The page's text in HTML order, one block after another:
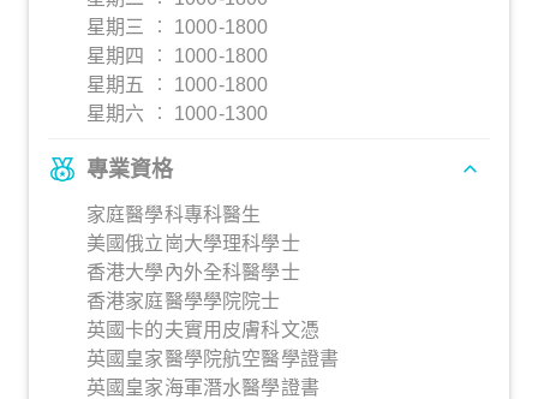
星期三 ︰ 1000-1800
星期四 ︰ 1000-1800
星期五 ︰ 1000-1800
星期六 ︰ 1000-1300
專業資格
家庭醫學科專科醫生
美國俄立崗大學理科學士
香港大學內外全科醫學士
香港家庭醫學學院院士
英國卡的夫實用皮膚科文憑
英國皇家醫學院航空醫學證書
英國皇家海軍潛水醫學證書